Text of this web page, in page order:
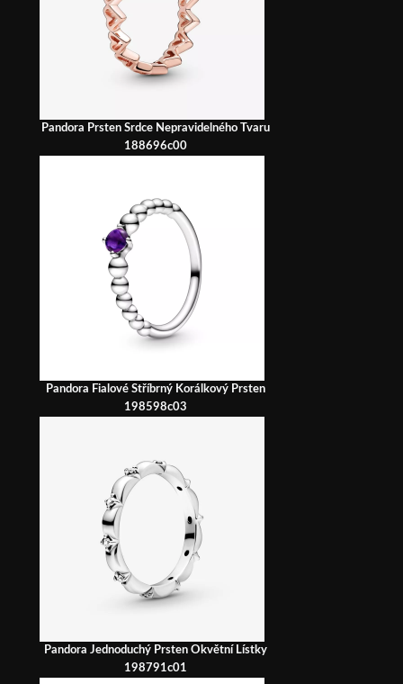
Pandora Prsten Srdce Nepravidelného Tvaru
188696c00
Pandora Fialové Stříbrný Korálkový Prsten
198598c03
Pandora Jednoduchý Prsten Okvětní Lístky
198791c01